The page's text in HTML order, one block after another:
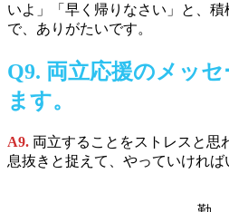
いよ」「早く帰りなさい」と、
で、ありがたいです。
Q9. 両立応援のメッ
ます。
A9. 両立することをストレスと思
息抜きと捉えて、やっていければ